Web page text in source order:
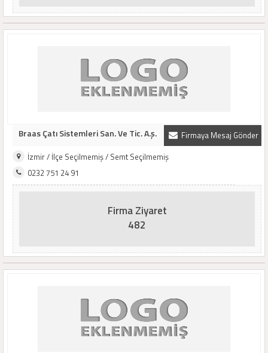
Firmaya Mesaj Gönder
Braas Çatı Sistemleri San. Ve Tic. A.ş.
İzmir / İlçe Seçilmemiş / Semt Seçilmemiş
0232 751 24 91
Firma Ziyaret
482